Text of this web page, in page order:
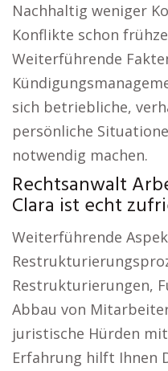
Nachhaltig weniger
Konflikte schon
Weiterführende
sich betriebliche,
persönliche
notwendig machen.
Rechtsanwalt
Clara ist echt
Weiterführende
Restrukturierungen,
Abbau von
juristische Hürden
Erfahrung hilft Ihnen